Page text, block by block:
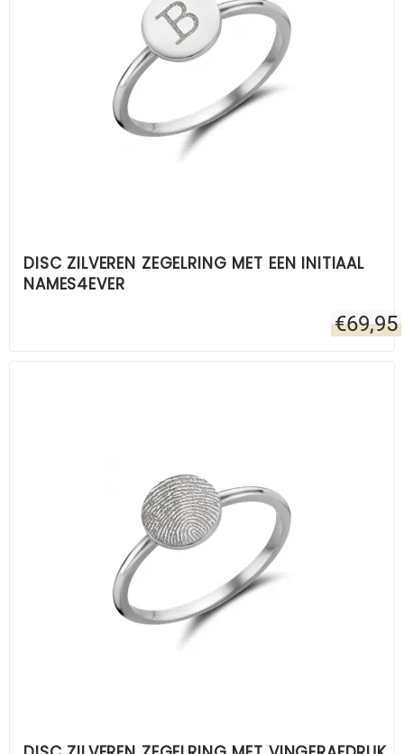
DISC ZILVEREN ZEGELRING MET EEN INITIAAL
NAMES4EVER
€69,95